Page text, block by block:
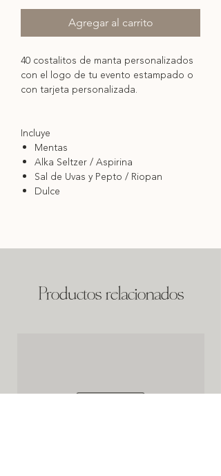
Agregar al carrito
40 costalitos de manta personalizados
con el logo de tu evento estampado o
con tarjeta personalizada.
Incluye
Mentas
Alka Seltzer / Aspirina
Sal de Uvas y Pepto / Riopan
Dulce
Productos relacionados